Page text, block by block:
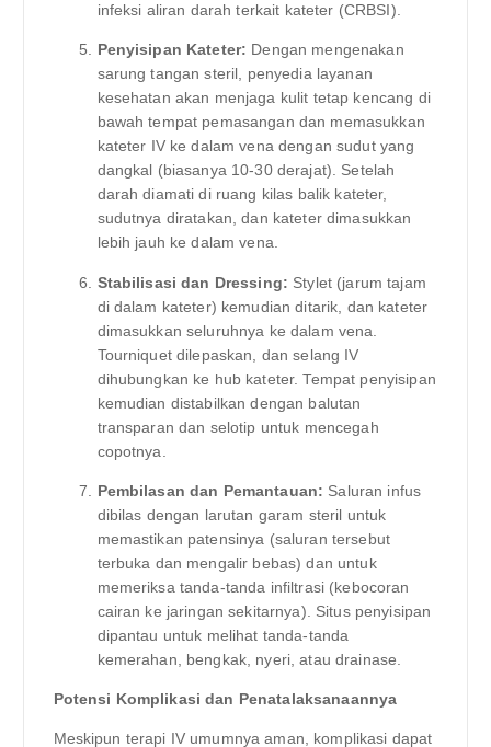
infeksi aliran darah terkait kateter (CRBSI).
Penyisipan Kateter: Dengan mengenakan
sarung tangan steril, penyedia layanan
kesehatan akan menjaga kulit tetap kencang di
bawah tempat pemasangan dan memasukkan
kateter IV ke dalam vena dengan sudut yang
dangkal (biasanya 10-30 derajat). Setelah
darah diamati di ruang kilas balik kateter,
sudutnya diratakan, dan kateter dimasukkan
lebih jauh ke dalam vena.
Stabilisasi dan Dressing: Stylet (jarum tajam
di dalam kateter) kemudian ditarik, dan kateter
dimasukkan seluruhnya ke dalam vena.
Tourniquet dilepaskan, dan selang IV
dihubungkan ke hub kateter. Tempat penyisipan
kemudian distabilkan dengan balutan
transparan dan selotip untuk mencegah
copotnya.
Pembilasan dan Pemantauan: Saluran infus
dibilas dengan larutan garam steril untuk
memastikan patensinya (saluran tersebut
terbuka dan mengalir bebas) dan untuk
memeriksa tanda-tanda infiltrasi (kebocoran
cairan ke jaringan sekitarnya). Situs penyisipan
dipantau untuk melihat tanda-tanda
kemerahan, bengkak, nyeri, atau drainase.
Potensi Komplikasi dan Penatalaksanaannya
Meskipun terapi IV umumnya aman, komplikasi dapat